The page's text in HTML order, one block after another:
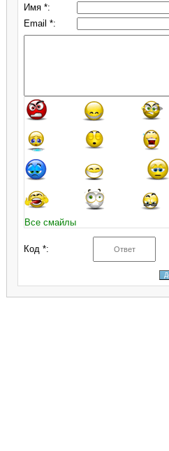
Имя *:
Email *:
Все смайлы
Код *: